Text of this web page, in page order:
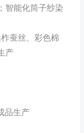
智能化筒子纱染
蚕丝、彩色棉
产
品生产